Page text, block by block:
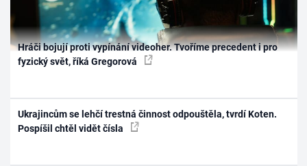
Hráči bojují proti vypínání videoher. Tvoříme precedent i pro
fyzický svět, říká Gregorová
Ukrajincům se lehčí trestná činnost odpouštěla, tvrdí Koten.
Pospíšil chtěl vidět čísla